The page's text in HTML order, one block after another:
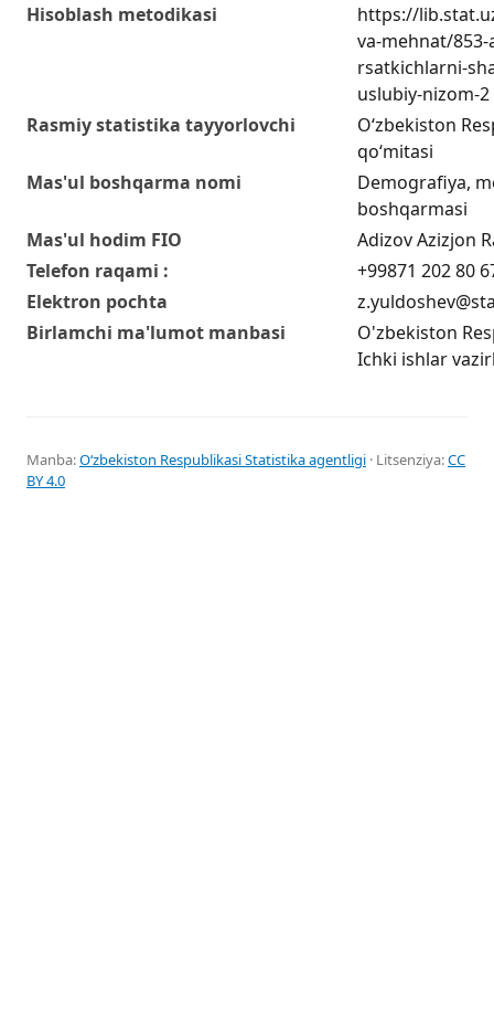
Hisoblash metodikasi
https://
va-mehnat/
rsatkichlarni-
uslubiy-nizom-2
Rasmiy statistika tayyorlovchi
O‘zbekiston
qo‘mitasi
Mas'ul boshqarma nomi
Demografiya,
boshqarmasi
Mas'ul hodim FIO
Adizov Azizjon
Telefon raqami :
+99871 202 80
Elektron pochta
Birlamchi ma'lumot manbasi
O'zbekiston
Ichki ishlar
Manba:Oʻzbekiston Respublikasi Statistika agentligi · Litsenziya:CC
BY 4.0